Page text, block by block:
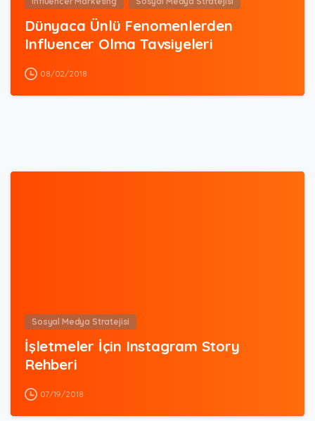
Dünyaca Ünlü Fenomenlerden
Influencer Olma Tavsiyeleri
08/02/2018
Sosyal Medya Stratejisi
İşletmeler İçin Instagram Story
Rehberi
07/19/2018